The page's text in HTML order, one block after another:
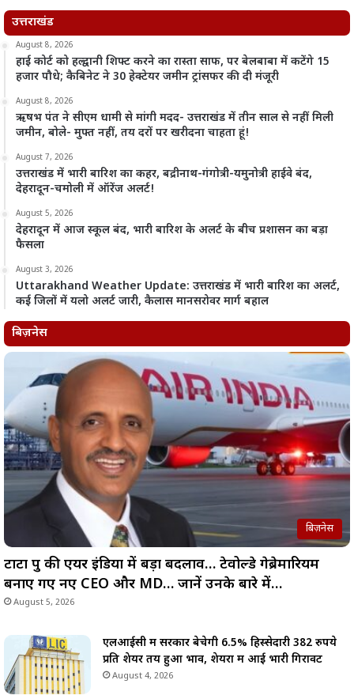
उत्तराखंड
August 8, 2026
हाई कोर्ट को हल्द्वानी शिफ्ट करने का रास्ता साफ, पर बेलबाबा में कटेंगे 15
हजार पौधे; कैबिनेट ने 30 हेक्टेयर जमीन ट्रांसफर की दी मंजूरी
August 8, 2026
ऋषभ पंत ने सीएम धामी से मांगी मदद- उत्तराखंड में तीन साल से नहीं मिली
जमीन, बोले- मुफ्त नहीं, तय दरों पर खरीदना चाहता हूं!
August 7, 2026
उत्तराखंड में भारी बारिश का कहर, बद्रीनाथ-गंगोत्री-यमुनोत्री हाईवे बंद,
देहरादून-चमोली में ऑरेंज अलर्ट!
August 5, 2026
देहरादून में आज स्कूल बंद, भारी बारिश के अलर्ट के बीच प्रशासन का बड़ा
फैसला
August 3, 2026
Uttarakhand Weather Update: उत्तराखंड में भारी बारिश का अलर्ट,
कई जिलों में यलो अलर्ट जारी, कैलास मानसरोवर मार्ग बहाल
बिज़नेस
बिज़नेस
टाटा ग्रुप की एयर इंडिया में बड़ा बदलाव… टेवोल्डे गेब्रेमारियम
बनाए गए नए CEO और MD… जानें उनके बारे में…
August 5, 2026
एलआईसी में सरकार बेचेगी 6.5% हिस्सेदारी 382 रुपये
प्रति शेयर तय हुआ भाव, शेयरों में आई भारी गिरावट
August 4, 2026